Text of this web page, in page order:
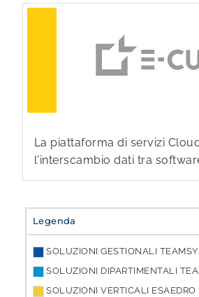
La piattaforma di servizi
l'interscambio dati tra
Legenda
SOLUZIONI GESTIONALI
SOLUZIONI DIPARTIMENTALI
SOLUZIONI VERTICALI ESAEDRO